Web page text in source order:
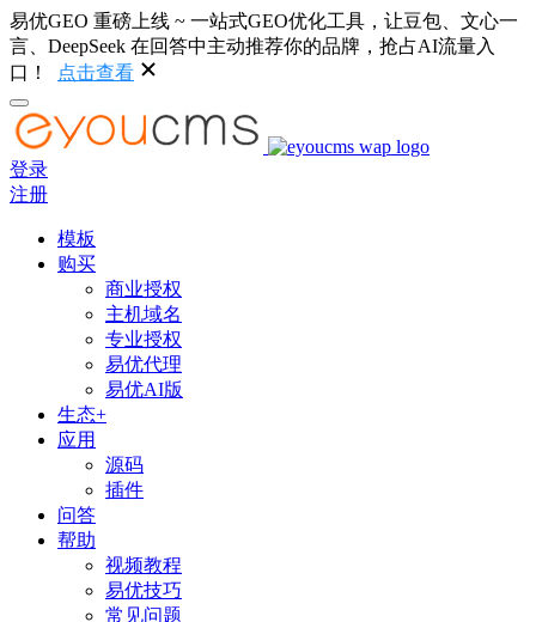
易优GEO 重磅上线 ~ 一站式GEO优化工具，让豆包、文心一
言、DeepSeek 在回答中主动推荐你的品牌，抢占AI流量入
口！
点击查看
登录
注册
模板
购买
商业授权
主机域名
专业授权
易优代理
易优AI版
生态+
应用
源码
插件
问答
帮助
视频教程
易优技巧
常见问题